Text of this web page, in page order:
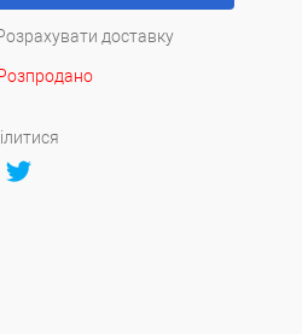
доставку
Розпродано